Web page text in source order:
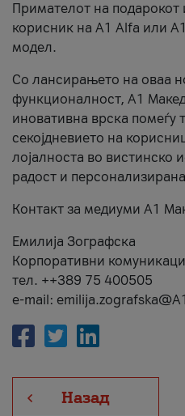
Примателот на подарокот
корисник на А1 Alfa или
модел.
Со лансирањето на оваа
функционалност, А1
иновативна врска помеѓу
секојдневието на
лојалноста во вистинско
радост и
Контакт за медиуми А1
Емилија Зографска
Корпоративни
тел. ++389 75 400505
e-mail:
Назад